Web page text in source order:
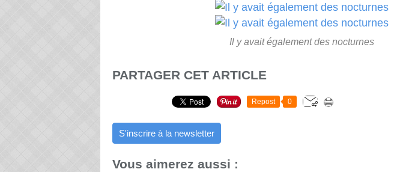
Il y avait également des nocturnes
PARTAGER CET ARTICLE
Repost 0
S'inscrire à la newsletter
Vous aimerez aussi :